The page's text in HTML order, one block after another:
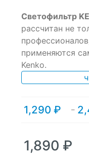
out
based
on
customer
ratings
Светофильтр
рассчитан не
применяются
Kenko.
1,290 ₽ –
Диапазон
2,490 ₽
1,890 ₽